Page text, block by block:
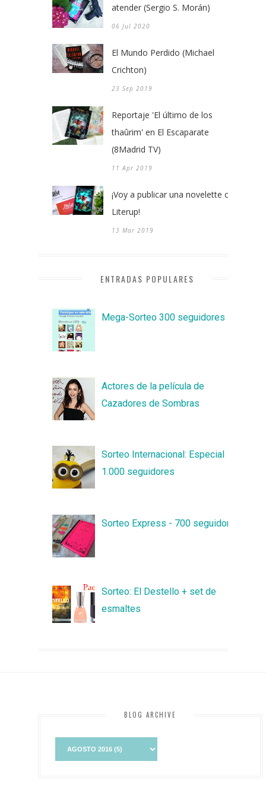
atender (Sergio S. Morán)
06 Jul 2020
El Mundo Perdido (Michael
Crichton)
23 Sep 2019
Reportaje 'El último de los
thaûrim' en El Escaparate
(8Madrid TV)
11 Apr 2019
¡Voy a publicar una novelette con
Literup!
13 Mar 2019
ENTRADAS POPULARES
Mega-Sorteo 300 seguidores
Actores de la película de
Cazadores de Sombras
Sorteo Internacional: Especial
1.000 seguidores
Sorteo Express - 700 seguidores
Sorteo: El Destello + set de
esmaltes
BLOG ARCHIVE